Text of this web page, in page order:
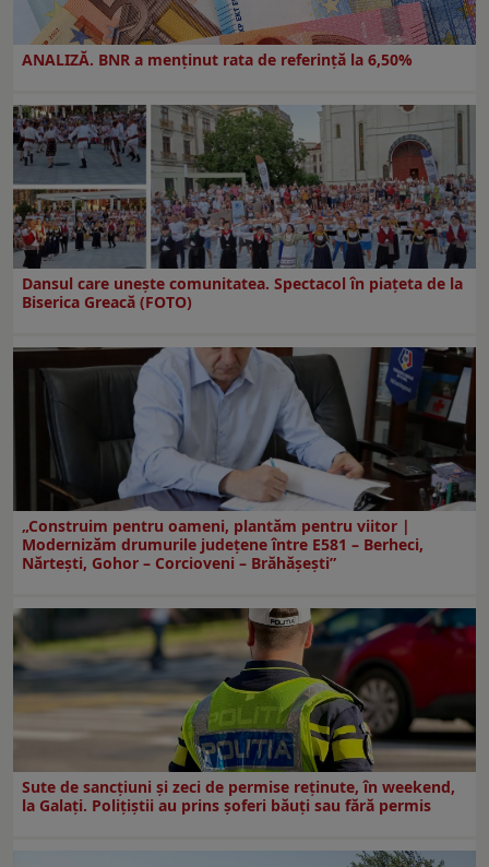
ANALIZĂ. BNR a menținut rata de referință la 6,50%
Dansul care uneşte comunitatea. Spectacol în piaţeta de la
Biserica Greacă (FOTO)
„Construim pentru oameni, plantăm pentru viitor |
Modernizăm drumurile județene între E581 – Berheci,
Nărtești, Gohor – Corcioveni – Brăhășești”
Sute de sancțiuni și zeci de permise reținute, în weekend,
la Galați. Polițiștii au prins șoferi băuți sau fără permis